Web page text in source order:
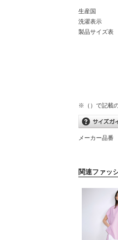
生産国
洗濯表示
製品サイズ表
※（）で記載
メーカー品番
関連ファッ